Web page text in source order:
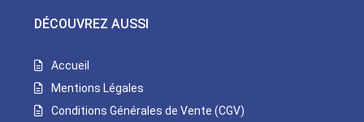
DÉCOUVREZ AUSSI
Accueil
Mentions Légales
Conditions Générales de Vente (CGV)